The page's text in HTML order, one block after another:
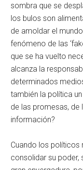
sombra que se
los bulos son
de amoldar el
fenómeno de las
que se ha vuelto
alcanza la
determinados
también la política
de las promesas, de
información?
Cuando los políticos
consolidar su poder,